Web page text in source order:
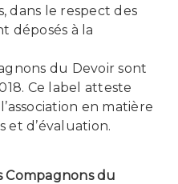
dans le respect des
déposés à la
du Devoir sont
Ce label atteste
en matière
et d’évaluation.
Compagnons du